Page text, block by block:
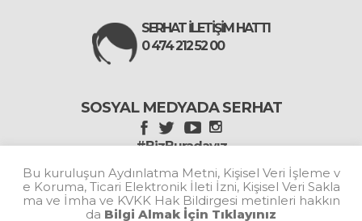
Bu kuruluşun Aydınlatma Metni, Kişisel Veri İşleme v
e Koruma, Ticari Elektronik İleti İzni, Kişisel Veri Sakla
ma ve İmha ve KVKK Hak Bildirgesi metinleri hakkın
da Bilgi Almak İçin Tıklayınız
SERHAT İLETİŞİM HATTI
0 474 212 52 00
SOSYAL MEDYADA SERHAT
#BizBuradayız